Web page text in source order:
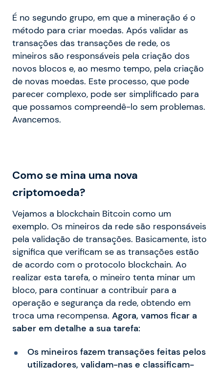
É no segundo grupo, em que a mineração é o
método para criar moedas. Após validar as
transações das transações de rede, os
mineiros são responsáveis pela criação dos
novos blocos e, ao mesmo tempo, pela criação
de novas moedas. Este processo, que pode
parecer complexo, pode ser simplificado para
que possamos compreendê-lo sem problemas.
Avancemos.
Como se mina uma nova
criptomoeda?
Vejamos a blockchain Bitcoin como um
exemplo. Os mineiros da rede são responsáveis
pela validação de transações. Basicamente, isto
significa que verificam se as transações estão
de acordo com o protocolo blockchain. Ao
realizar esta tarefa, o mineiro tenta minar um
bloco, para continuar a contribuir para a
operação e segurança da rede, obtendo em
troca uma recompensa. Agora, vamos ficar a
saber em detalhe a sua tarefa:
Os mineiros fazem transações feitas pelos
utilizadores, validam-nas e classificam-